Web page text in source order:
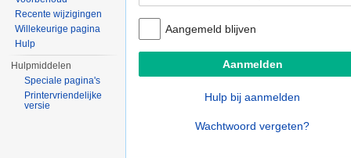
Aangemeld blijven
Hulp bij aanmelden
Wachtwoord vergeten?
Recente wijzigingen
Willekeurige pagina
Hulp
Hulpmiddelen
Speciale pagina's
Printervriendelijke
versie